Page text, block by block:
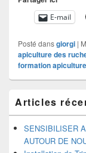
E-mail
Posté dansgiorgi |
apiculture des
formation apiculture
principale
de
widget
Articles
SENSIBILISER
AUTOUR DE